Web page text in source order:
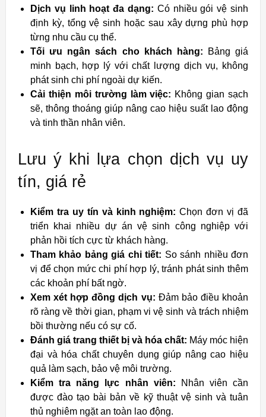
Dịch vụ linh hoạt đa dạng: Có nhiều gói vệ sinh
định kỳ, tổng vệ sinh hoặc sau xây dựng phù hợp
từng nhu cầu cụ thể.
Tối ưu ngân sách cho khách hàng: Bảng giá
minh bạch, hợp lý với chất lượng dịch vụ, không
phát sinh chi phí ngoài dự kiến.
Cải thiện môi trường làm việc: Không gian sạch
sẽ, thông thoáng giúp nâng cao hiệu suất lao động
và tinh thần nhân viên.
Lưu ý khi lựa chọn dịch vụ uy
tín, giá rẻ
Kiểm tra uy tín và kinh nghiệm: Chọn đơn vị đã
triển khai nhiều dự án vệ sinh công nghiệp với
phản hồi tích cực từ khách hàng.
Tham khảo bảng giá chi tiết: So sánh nhiều đơn
vị để chọn mức chi phí hợp lý, tránh phát sinh thêm
các khoản phí bất ngờ.
Xem xét hợp đồng dịch vụ: Đảm bảo điều khoản
rõ ràng về thời gian, phạm vi vệ sinh và trách nhiệm
bồi thường nếu có sự cố.
Đánh giá trang thiết bị và hóa chất: Máy móc hiện
đại và hóa chất chuyên dụng giúp nâng cao hiệu
quả làm sạch, bảo vệ môi trường.
Kiểm tra năng lực nhân viên: Nhân viên cần
được đào tạo bài bản về kỹ thuật vệ sinh và tuân
thủ nghiêm ngặt an toàn lao động.